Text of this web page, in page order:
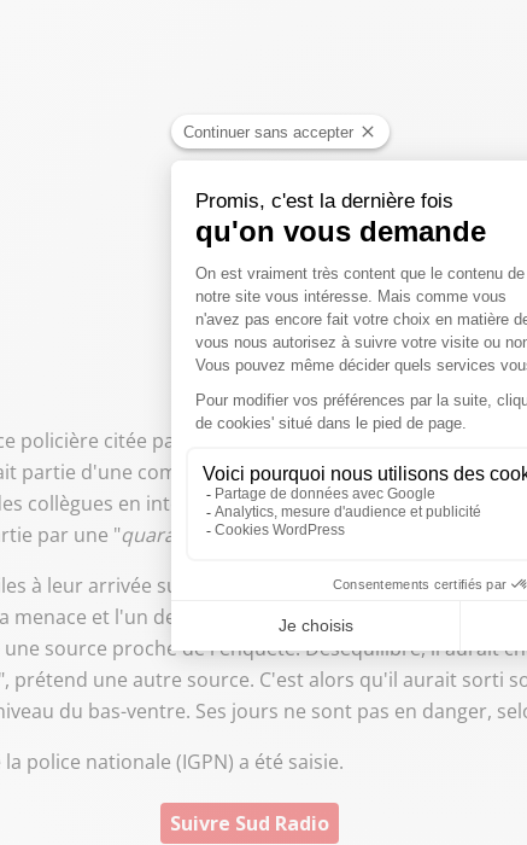
policière citée par nos confrères de l'AFP, ce
partie d'une compagnie de sécurisation et
collègues en intervention sur des feux de poubelles.
par une "quarantaine d'individus".
à leur arrivée sur les lieux, les policiers de la CSI se
menace et l'un des leurs, pour des raisons encore
une source proche de l'enquête. Déséquilibré, il aurait
prétend une autre source. C'est alors qu'il aurait sorti
du bas-ventre. Ses jours ne sont pas en danger,
police nationale (IGPN) a été saisie.
Suivre Sud Radio